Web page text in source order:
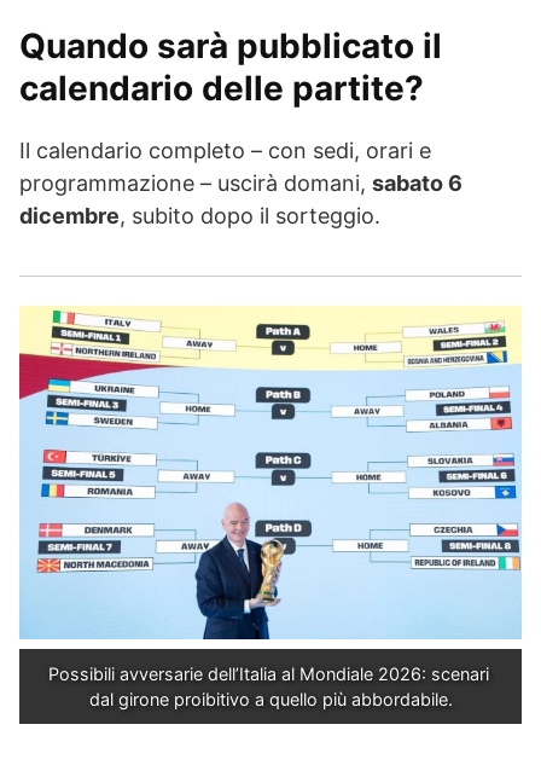
Quando sarà pubblicato il
calendario delle partite?
Il calendario completo – con sedi, orari e
programmazione – uscirà domani, sabato 6
dicembre, subito dopo il sorteggio.
Possibili avversarie dell’Italia al Mondiale 2026: scenari
dal girone proibitivo a quello più abbordabile.